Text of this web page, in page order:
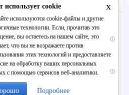
сбили БПЛА
i
секунд, а смеяться вы
i
Крыма: Что люди
x
использует cookie
используются cookie-файлы и другие
технологии. Если, прочитав это
вы остаетесь на нашем сайте, это
что вы не возражаете против
этих технологий и предоставляете
на обработку ваших персональных
с помощью сервисов веб-аналитики.
Подробнее